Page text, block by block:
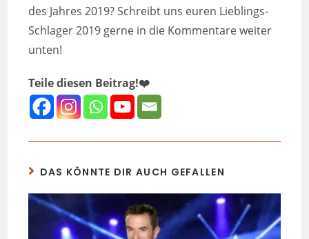
des Jahres 2019? Schreibt uns euren Lieblings-
Schlager 2019 gerne in die Kommentare weiter
unten!
Teile diesen Beitrag!❤️
DAS KÖNNTE DIR AUCH GEFALLEN